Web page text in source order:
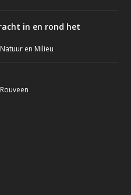
in en rond het
Natuur en Milieu
Rouveen